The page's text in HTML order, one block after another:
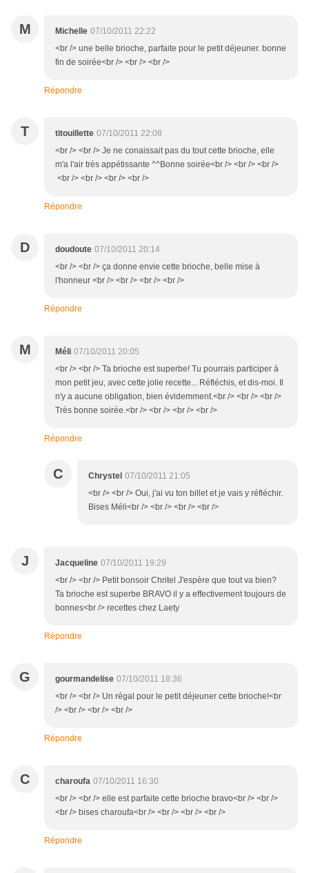
M Michelle 07/10/2011 22:22
<br /> une belle brioche, parfaite pour le petit déjeuner. bonne
fin de soirée<br /> <br /> <br />
Répondre
T titouillette 07/10/2011 22:08
<br /> <br /> Je ne conaissait pas du tout cette brioche, elle
m'a l'air très appétissante ^^Bonne soirée<br /> <br /> <br />
<br /> <br /> <br /> <br />
Répondre
D doudoute 07/10/2011 20:14
<br /> <br /> ça donne envie cette brioche, belle mise à
l'honneur <br /> <br /> <br /> <br />
Répondre
M Méli 07/10/2011 20:05
<br /> <br /> Ta brioche est superbe! Tu pourrais participer à
mon petit jeu, avec cette jolie recette... Réfléchis, et dis-moi. Il
n'y a aucune obligation, bien évidemment.<br /> <br /> <br />
Très bonne soirée.<br /> <br /> <br /> <br />
Répondre
C Chrystel 07/10/2011 21:05
<br /> <br /> Oui, j'ai vu ton billet et je vais y réfléchir.
Bises Méli<br /> <br /> <br /> <br />
J Jacqueline 07/10/2011 19:29
<br /> <br /> Petit bonsoir Chritel J'espère que tout va bien?
Ta brioche est superbe BRAVO il y a effectivement toujours de
bonnes<br /> recettes chez Laety
Répondre
G gourmandelise 07/10/2011 18:36
<br /> <br /> Un régal pour le petit déjeuner cette brioche!<br
/> <br /> <br /> <br />
Répondre
C charoufa 07/10/2011 16:30
<br /> <br /> elle est parfaite cette brioche bravo<br /> <br />
<br /> bises charoufa<br /> <br /> <br /> <br />
Répondre